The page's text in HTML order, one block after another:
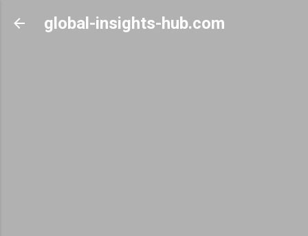
Skip to main content
global-insights-hub.com